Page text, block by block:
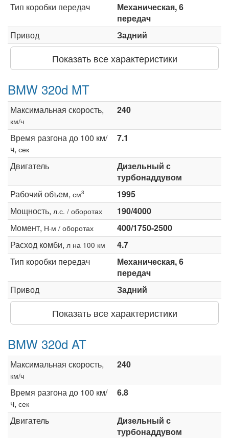
Тип коробки передач
Механическая, 6
передач
Привод
Задний
Показать все характеристики
BMW 320d MT
Максимальная скорость,
км/ч
240
Время разгона до 100 км/
ч, сек
7.1
Двигатель
Дизельный с
турбонаддувом
Рабочий объем, см3
1995
Мощность, л.с. / оборотах
190/4000
Момент, Н·м / оборотах
400/1750-2500
Расход комби, л на 100 км
4.7
Тип коробки передач
Механическая, 6
передач
Привод
Задний
Показать все характеристики
BMW 320d AT
Максимальная скорость,
км/ч
240
Время разгона до 100 км/
ч, сек
6.8
Двигатель
Дизельный с
турбонаддувом